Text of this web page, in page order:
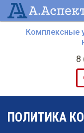
Комплексные
8
ПОЛИТИКА